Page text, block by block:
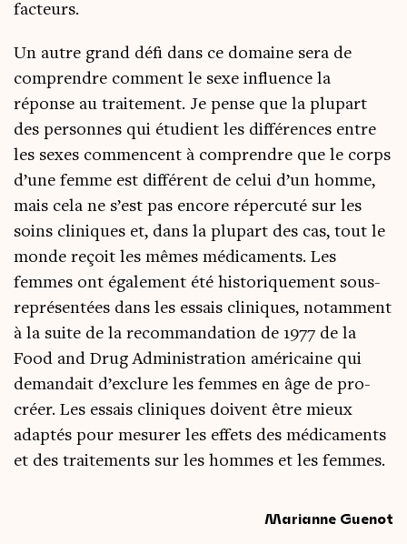
facteurs.
Un autre grand défi dans ce domaine sera de
com­prendre com­ment le sexe influence la
réponse au trai­te­ment. Je pense que la plu­part
des per­sonnes qui étu­dient les dif­fé­rences entre
les sexes com­mencent à com­prendre que le corps
d’une femme est dif­fé­rent de celui d’un homme,
mais cela ne s’est pas encore réper­cu­té sur les
soins cli­niques et, dans la plu­part des cas, tout le
monde reçoit les mêmes médi­ca­ments. Les
femmes ont éga­le­ment été his­to­ri­que­ment sous-
repré­sen­tées dans les essais cli­niques, notam­ment
à la suite de la recom­man­da­tion de 1977 de la
Food and Drug Admi­nis­tra­tion amé­ri­caine qui
deman­dait d’ex­clure les femmes en âge de pro­
créer. Les essais cli­niques doivent être mieux
adap­tés pour mesu­rer les effets des médi­ca­ments
et des trai­te­ments sur les hommes et les femmes.
Marianne Guenot